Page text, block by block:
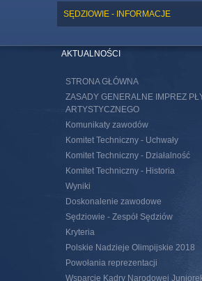
SĘDZIOWIE - INFORMACJE
AKTUALNOŚCI
STRONA GŁÓWNA
ZASADY GENERALNE IMPREZ
ARTYSTYCZNEGO
Komunikaty zawodów
Komitet Techniczny - Uchwały
Komitet Techniczny - Działalność
Komitet Techniczny - Historia
Wyniki
Doskonalenie zawodowe
Sędziowie - Zespół Sędziów
Kryteria
Polskie Nadzieje Olimpijskie 2018
Powołania reprezentacji
Wsparcie Kadry Narodowej